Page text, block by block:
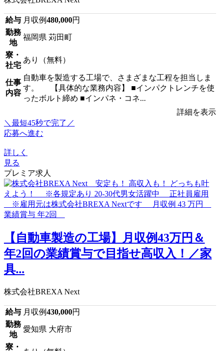
給与 月収例480,000円
勤務
地
福岡県 苅田町
寮・
社宅
あり（無料）
仕事
内容
自動車を製造する工場で、さまざまな工程を担当しま
す。 【具体的な業務内容】 ■インパクトレンチを使
ったボルト締め ■インパネ・コネ...
詳細を表示
＼最短45秒で完了／
応募へ進む
詳しく
見る
プレミア求人
【自動車製造の工場】月収例43万円＆
年2回の業績賞与で目指せ高収入！／家
具...
株式会社BREXA Next
給与 月収例430,000円
勤務
地
愛知県 大府市
寮・